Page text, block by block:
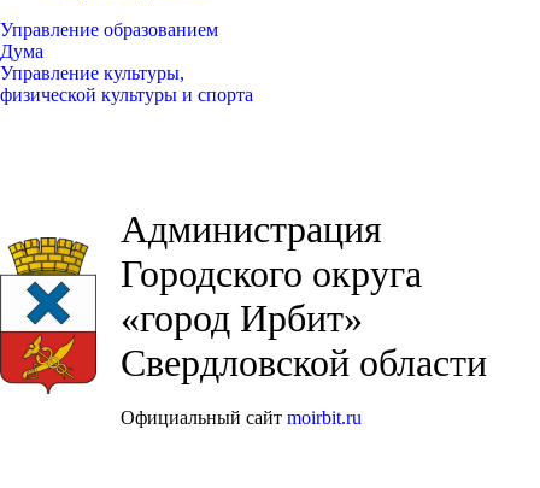
Управление образованием
Дума
Управление культуры,
физической культуры и спорта
Администрация
Городского округа
«город Ирбит»
Свердловской области
Официальный сайт moirbit.ru